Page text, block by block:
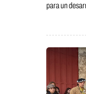
para un